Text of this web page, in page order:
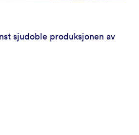
sjudoble produksjonen av